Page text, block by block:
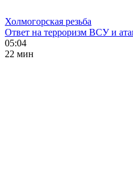
Холмогорская резьба
Ответ на терроризм ВСУ и
05:04
22 мин